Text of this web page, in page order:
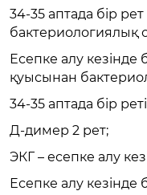
34-35 аптада бір
бактериологиялық
Есепке алу
қуысынан
34-35 аптада бір
Д-димер 2 рет;
ЭКГ – есепке алу
Есепке алу